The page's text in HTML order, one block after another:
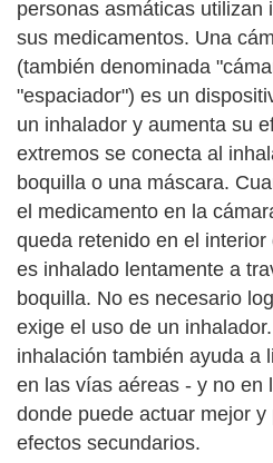
personas asmáticas utilizan
sus medicamentos. Una
(también denominada
"espaciador") es un
un inhalador y aumenta su
extremos se conecta al
boquilla o una máscara.
el medicamento en la
queda retenido en el
es inhalado lentamente a
boquilla. No es necesario
exige el uso de un
inhalación también ayuda a
en las vías aéreas - y no en
donde puede actuar mejor
efectos secundarios.